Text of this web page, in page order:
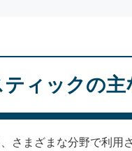
ティックの
さまざまな分野で利用